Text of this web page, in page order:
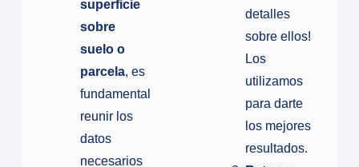
superficie
sobre
suelo o
parcela, es
fundamental
reunir los
datos
necesarios
detalles
sobre ellos!
Los
utilizamos
para darte
los mejores
resultados.